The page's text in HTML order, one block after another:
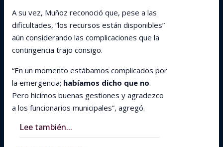
A su vez, Muñoz reconoció que, pese a las
dificultades, “los recursos están disponibles”
aún considerando las complicaciones que la
contingencia trajo consigo.
“En un momento estábamos complicados por
la emergencia; habíamos dicho que no.
Pero hicimos buenas gestiones y agradezco
a los funcionarios municipales”, agregó.
Lee también...